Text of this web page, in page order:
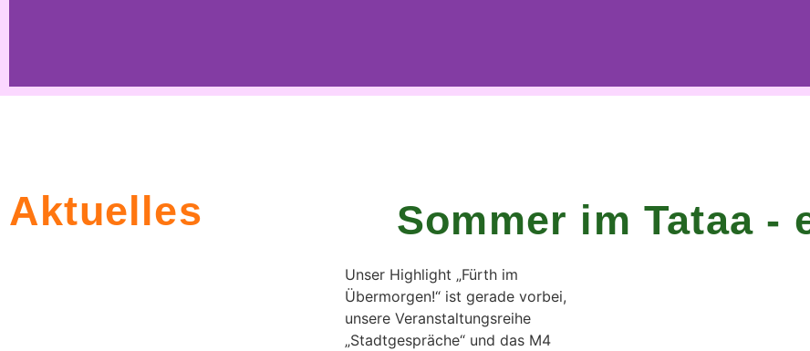
Im Zukunftssalon können sich Menschen treffen, Dialoge führen, kontrovers sein,
pflegen und sich verbinden
Aktuelles Sommer im Tataa -
Unser Highlight „Fürth im
Übermorgen!“ ist gerade vorbei,
unsere Veranstaltungsreihe
„Stadtgespräche“ und das M4